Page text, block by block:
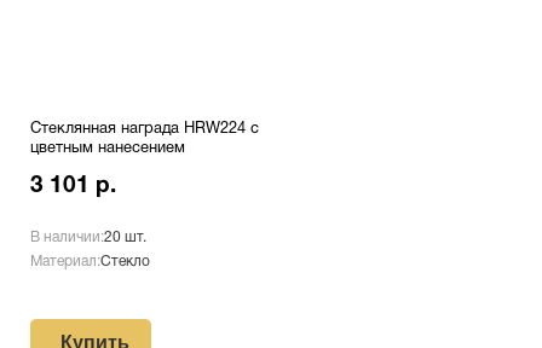
Стеклянная награда HRW224 с
цветным нанесением
3 101 р.
В наличии:20 шт.
Материал:Стекло
Купить